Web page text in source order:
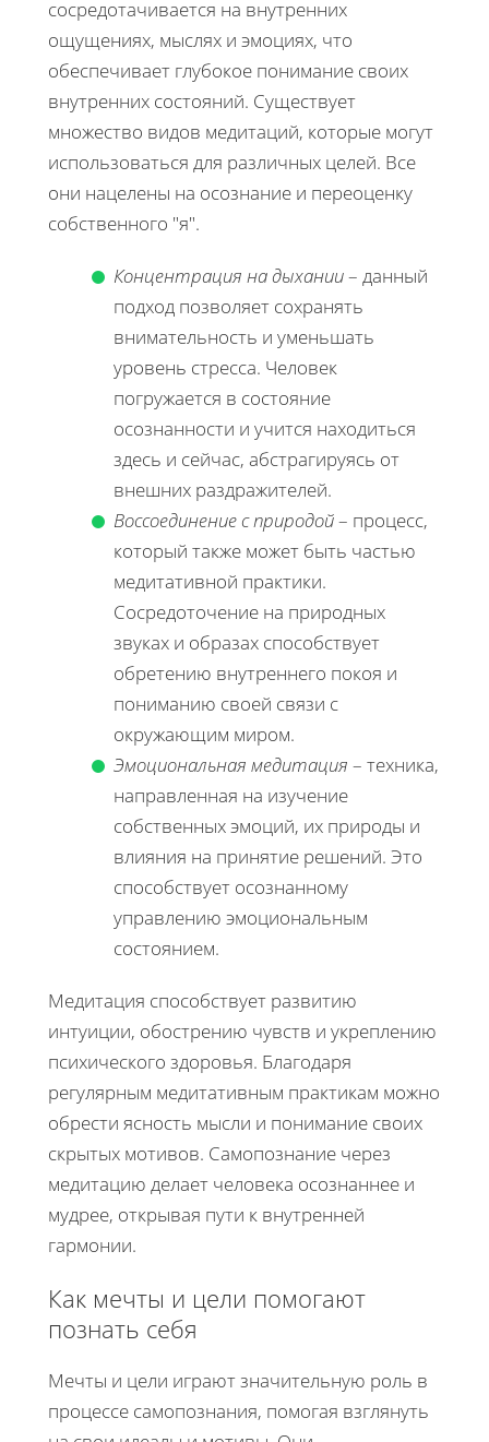
сосредотачивается на внутренних
ощущениях, мыслях и эмоциях, что
обеспечивает глубокое понимание своих
внутренних состояний. Существует
множество видов медитаций, которые могут
использоваться для различных целей. Все
они нацелены на осознание и переоценку
собственного "я".
Концентрация на дыхании– данный
подход позволяет сохранять
внимательность и уменьшать
уровень стресса. Человек
погружается в состояние
осознанности и учится находиться
здесь и сейчас, абстрагируясь от
внешних раздражителей.
Воссоединение с природой– процесс,
который также может быть частью
медитативной практики.
Сосредоточение на природных
звуках и образах способствует
обретению внутреннего покоя и
пониманию своей связи с
окружающим миром.
Эмоциональная медитация – техника,
направленная на изучение
собственных эмоций, их природы и
влияния на принятие решений. Это
способствует осознанному
управлению эмоциональным
состоянием.
Медитация способствует развитию
интуиции, обострению чувств и укреплению
психического здоровья. Благодаря
регулярным медитативным практикам можно
обрести ясность мысли и понимание своих
скрытых мотивов. Самопознание через
медитацию делает человека осознаннее и
мудрее, открывая пути к внутренней
гармонии.
Как мечты и цели помогают
познать себя
Мечты и цели играют значительную роль в
процессе самопознания, помогая взглянуть